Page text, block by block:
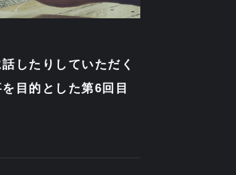
したりしていただく
目的とした第6回目